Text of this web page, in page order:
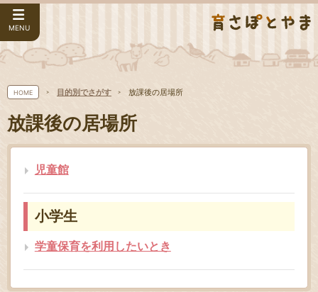
MENU
HOME 目的別でさがす 放課後の居場所
放課後の居場所
児童館
小学生
学童保育を利用したいとき